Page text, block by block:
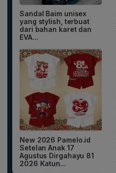
Sandal Baim unisex
yang stylish, terbuat
dari bahan karet dan
EVA...
New 2026 Pamelo.id
Setelan Anak 17
Agustus Dirgahayu 81
2026 Katun...